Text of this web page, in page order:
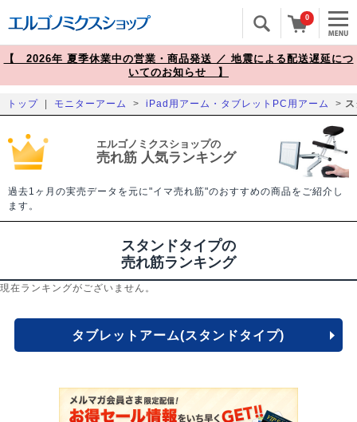
0
【 2026年 夏季休業中の営業・商品発送 ／ 地震による配送遅延につ
いてのお知らせ 】
トップ モニターアーム > iPad用アーム・タブレットPC用アーム >
エルゴノミクスショップの
売れ筋 人気ランキング
過去1ヶ月の実売データを元に"イマ売れ筋"のおすすめの商品をご紹介し
ます。
スタンドタイプの
売れ筋ランキング
現在ランキングがございません。
タブレットアーム(スタンドタイプ)